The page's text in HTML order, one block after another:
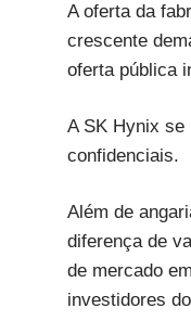
A oferta da
crescente
oferta pública
A SK Hynix se
confidenciais.
Além de
diferença de
de mercado
investidores